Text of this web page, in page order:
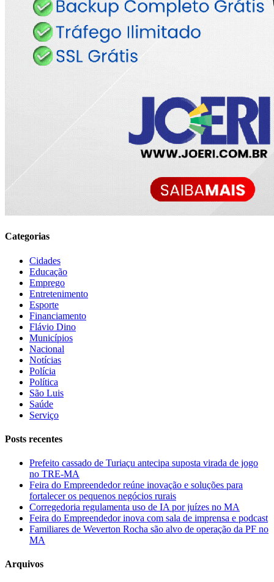
Categorias
Cidades
Educação
Emprego
Entretenimento
Esporte
Financiamento
Flávio Dino
Municípios
Nacional
Notícias
Polícia
Política
São Luis
Saúde
Serviço
Posts recentes
Prefeito cassado de Turiaçu antecipa suposta virada de jogo
no TRE-MA
Feira do Empreendedor reúne inovação e soluções para
fortalecer os pequenos negócios rurais
Corregedoria regulamenta uso de IA por juízes no MA
Feira do Empreendedor inova com sala de imprensa e podcast
Familiares de Weverton Rocha são alvo de operação da PF no
MA
Arquivos